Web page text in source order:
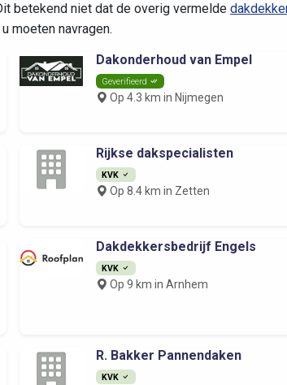
betekend niet dat de overig vermelde
moeten navragen.
Dakonderhoud van Empel
Geverifieerd
Op 4.3 km in Nijmegen
Rijkse dakspecialisten
KVK
Op 8.4 km in Zetten
Dakdekkersbedrijf Engels
KVK
Op 9 km in Arnhem
R. Bakker Pannendaken
KVK